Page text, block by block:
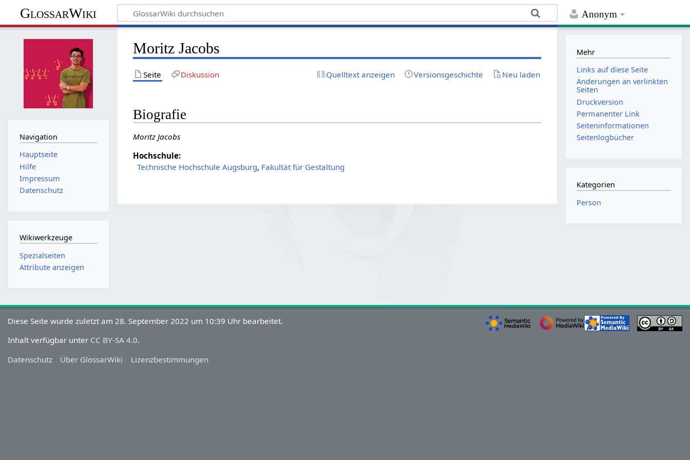
Anonym
GlossarWiki
Moritz Jacobs
Seite Diskussion Quelltext anzeigen Versionsgeschichte Neu laden
Biografie
Moritz Jacobs
Hochschule:
Technische Hochschule Augsburg, Fakultät für Gestaltung
Navigation
Hauptseite
Hilfe
Impressum
Datenschutz
Wikiwerkzeuge
Spezialseiten
Attribute anzeigen
Mehr
Links auf diese Seite
Änderungen an verlinkten
Seiten
Druckversion
Permanenter Link
Seiten­­informationen
Seitenlogbücher
Kategorien
Person
Diese Seite wurde zuletzt am 28. September 2022 um 10:39 Uhr bearbeitet.
Inhalt verfügbar unter CC BY-SA 4.0.
Datenschutz
Über GlossarWiki Lizenzbestimmungen